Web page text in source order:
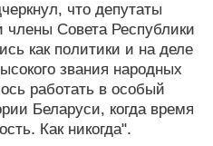
что депутаты
члены Совета Республики
как политики и на деле
звания народных
работать в особый
Беларуси, когда время
Как никогда".